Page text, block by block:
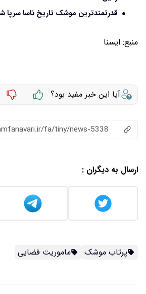
قدرتمندترین موشک تاریخ ناسا سرپا
منبع: ايسنا
آیا این خبر مفید بود؟
fa/tiny/news-5338
ارسال به دیگران :
پرتاب موشک ماموریت فضایی